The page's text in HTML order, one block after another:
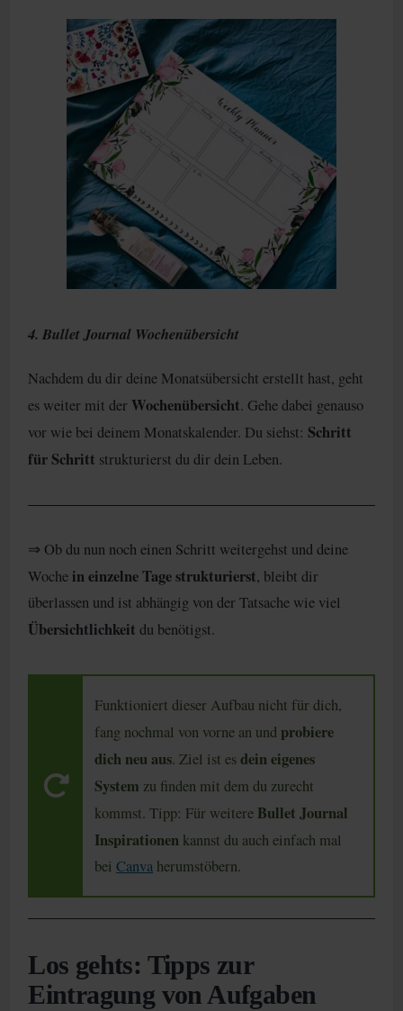
4. Bullet Journal Wochenübersicht
Nachdem du dir deine Monatsübersicht erstellt hast, geht
es weiter mit der Wochenübersicht. Gehe dabei genauso
vor wie bei deinem Monatskalender. Du siehst: Schritt
für Schritt strukturierst du dir dein Leben.
⇒ Ob du nun noch einen Schritt weitergehst und deine
Woche in einzelne Tage strukturierst, bleibt dir
überlassen und ist abhängig von der Tatsache wie viel
Übersichtlichkeit du benötigst.
Funktioniert dieser Aufbau nicht für dich,
fang nochmal von vorne an und probiere
dich neu aus. Ziel ist esdein eigenes
System zu finden mit dem du zurecht
kommst. Tipp: Für weitere Bullet Journal
Inspirationen kannst du auch einfach mal
beiCanva herumstöbern.
Los gehts: Tipps zur
Eintragung von Aufgaben